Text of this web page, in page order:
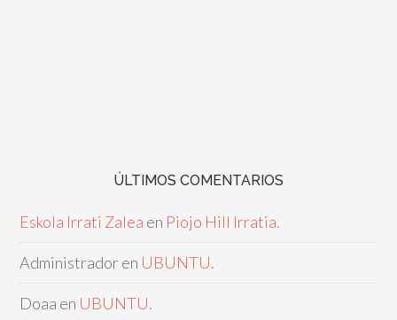
ÚLTIMOS COMENTARIOS
Eskola Irrati Zalea en Piojo Hill Irratia.
Administradoren UBUNTU.
Doaa en UBUNTU.